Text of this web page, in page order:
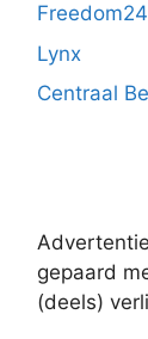
Freedom24
Lynx
Centraal
gepaard
(deels)